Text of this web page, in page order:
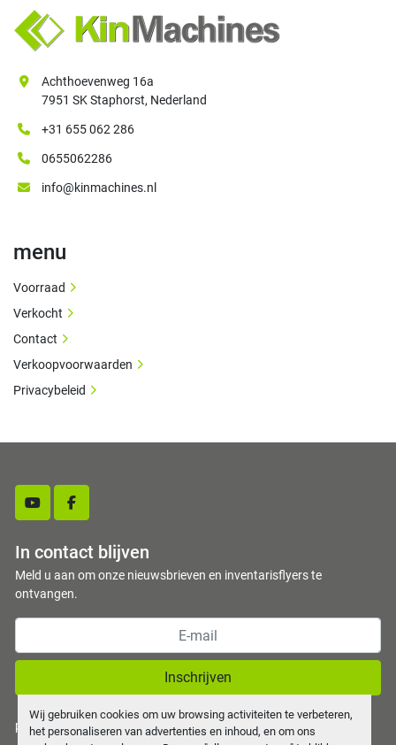
Wij gebruiken cookies om uw browsing activiteiten te verbeteren,
het personaliseren van advertenties en inhoud, en om ons
youtubefacebook
In contact blijven
Meld u aan om onze nieuwsbrieven en inventarisflyers te
ontvangen.
Inschrijven
privacy policy
Achthoevenweg 16a
7951 SK Staphorst, Nederland
+31 655 062 286
0655062286
info@kinmachines.nl
menu
Voorraad
Verkocht
Contact
Verkoopvoorwaarden
Privacybeleid